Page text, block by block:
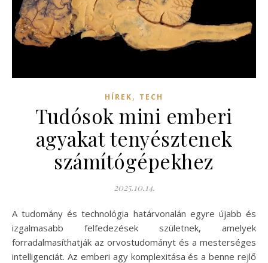
HÍREK, TECH
Tudósok mini emberi
agyakat tenyésztenek
számítógépekhez
2025.10.14.
A tudomány és technológia határvonalán egyre újabb és
izgalmasabb felfedezések születnek, amelyek
forradalmasíthatják az orvostudományt és a mesterséges
intelligenciát. Az emberi agy komplexitása és a benne rejlő